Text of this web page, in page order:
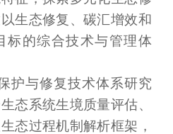
生态修复、碳汇增效和
标的综合技术与管理体
护与修复技术体系研究
态系统生境质量评估、
态过程机制解析框架，